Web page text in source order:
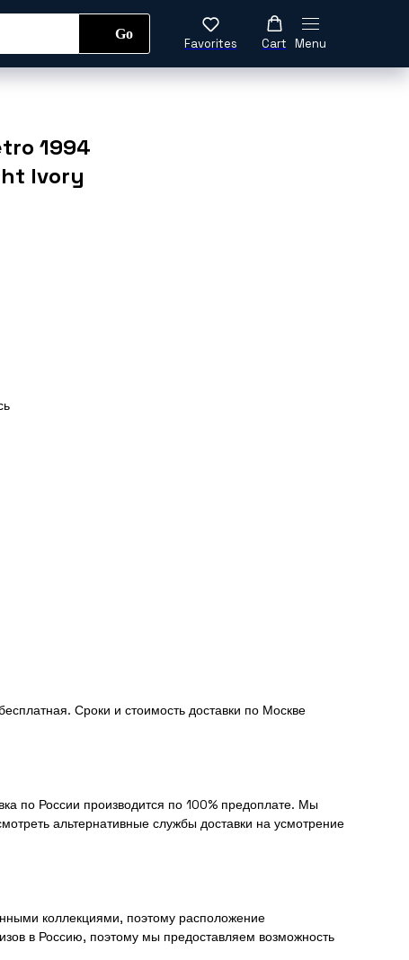
Go
Favorites Cart Menu
1994
Ivory
Сроки и стоимость доставки по Москве
по России производится по 100% предоплате. Мы
альтернативные службы доставки на усмотрение
коллекциями, поэтому расположение
в Россию, поэтому мы предоставляем возможность